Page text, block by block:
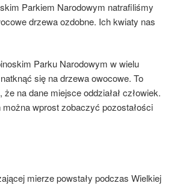
Parkiem Narodowym natrafiliśmy
drzewa ozdobne. Ich kwiaty nas
Parku Narodowym w wielu
się na drzewa owocowe. To
na dane miejsce oddziałał człowiek.
można wprost zobaczyć pozostałości
mierze powstały podczas Wielkiej